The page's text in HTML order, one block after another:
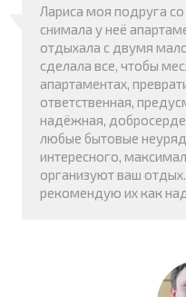
Лариса моя подруга
снимала у неё
отдыхала с двумя
сделала все, чтобы
апартаментах,
ответственная,
надёжная,
любые бытовые
интересного,
организуют ваш
рекомендую их как